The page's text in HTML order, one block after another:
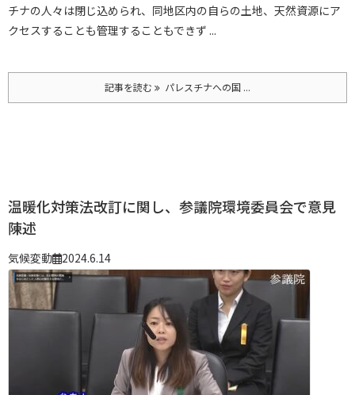
チナの人々は閉じ込められ、同地区内の自らの土地、天然資源にア
クセスすることも管理することもできず ...
記事を読む パレスチナへの国 ...
温暖化対策法改訂に関し、参議院環境委員会で意見
陳述
気候変動 2024.6.14